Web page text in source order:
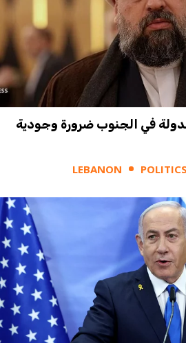
في الجنوب ضرورة وجودية
LEBANON POLITICS